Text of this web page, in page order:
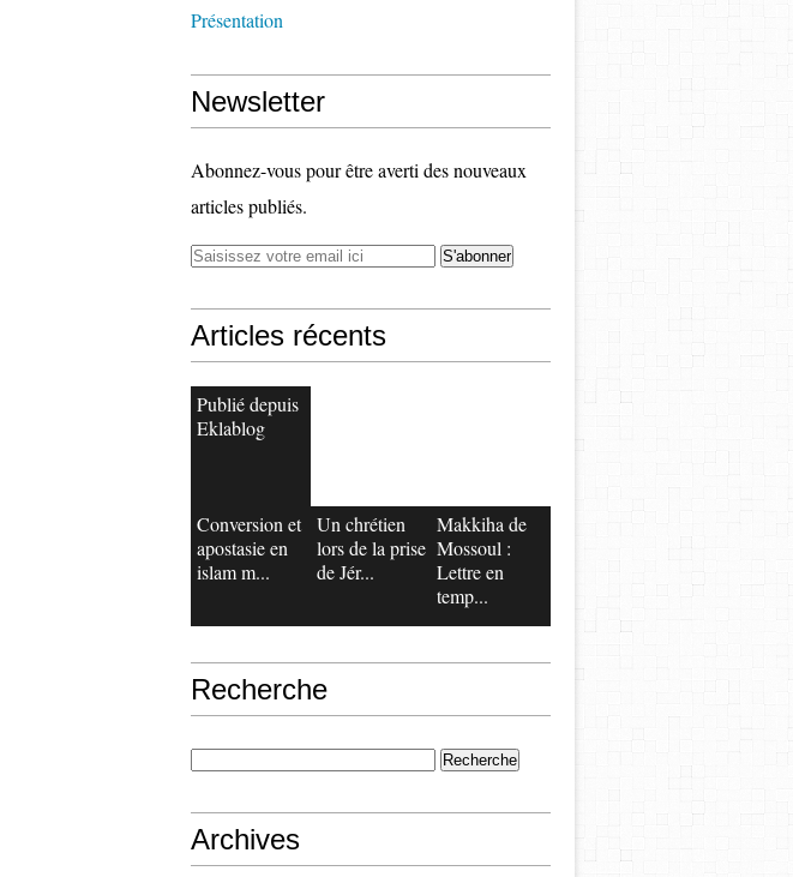
Présentation
Newsletter
Abonnez-vous pour être averti des nouveaux
articles publiés.
Articles récents
Publié depuis
Eklablog
Conversion et
apostasie en
islam m...
Un chrétien
lors de la prise
de Jér...
Makkiha de
Mossoul :
Lettre en
temp...
Recherche
Archives